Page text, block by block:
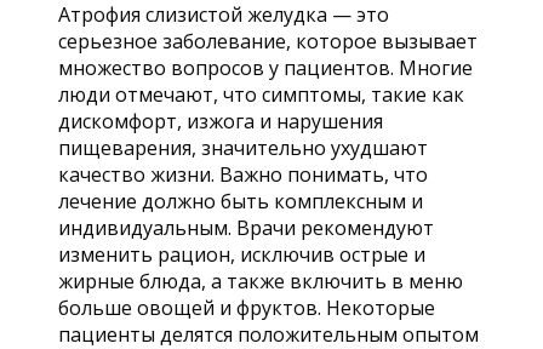
Атрофия слизистой желудка — это
серьезное заболевание, которое вызывает
множество вопросов у пациентов. Многие
люди отмечают, что симптомы, такие как
дискомфорт, изжога и нарушения
пищеварения, значительно ухудшают
качество жизни. Важно понимать, что
лечение должно быть комплексным и
индивидуальным. Врачи рекомендуют
изменить рацион, исключив острые и
жирные блюда, а также включить в меню
больше овощей и фруктов. Некоторые
пациенты делятся положительным опытом